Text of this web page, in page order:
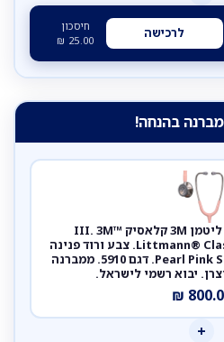
לרכישה
חיסכון
25.00
₪
בהנחה!
[260837] סטטוסקופ ליטמן 3M קלאסיק III. 3M™
Littmann® Classic III™ Stethoscope. צבע ורוד פנינה
סאטן גמיש. Pearl Pink Soft Tubing. דגם 5910. ממברנה
יבוא רשמי לישראל.
₪
+